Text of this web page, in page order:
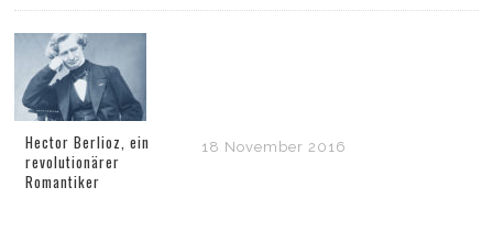
Hector Berlioz, ein
revolutionärer
Romantiker
18 November 2016